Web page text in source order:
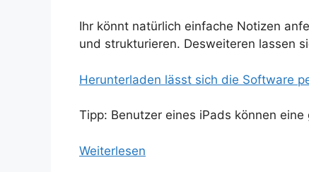
Ihr könnt natürlich einfache Notizen
und strukturieren. Desweiteren lassen
Herunterladen lässt sich die Software
Tipp: Benutzer eines iPads können
Weiterlesen